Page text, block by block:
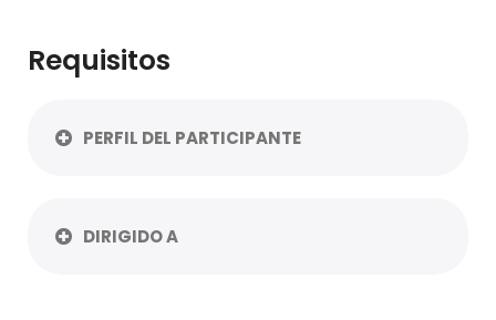
Requisitos
PERFIL DEL PARTICIPANTE
DIRIGIDO A